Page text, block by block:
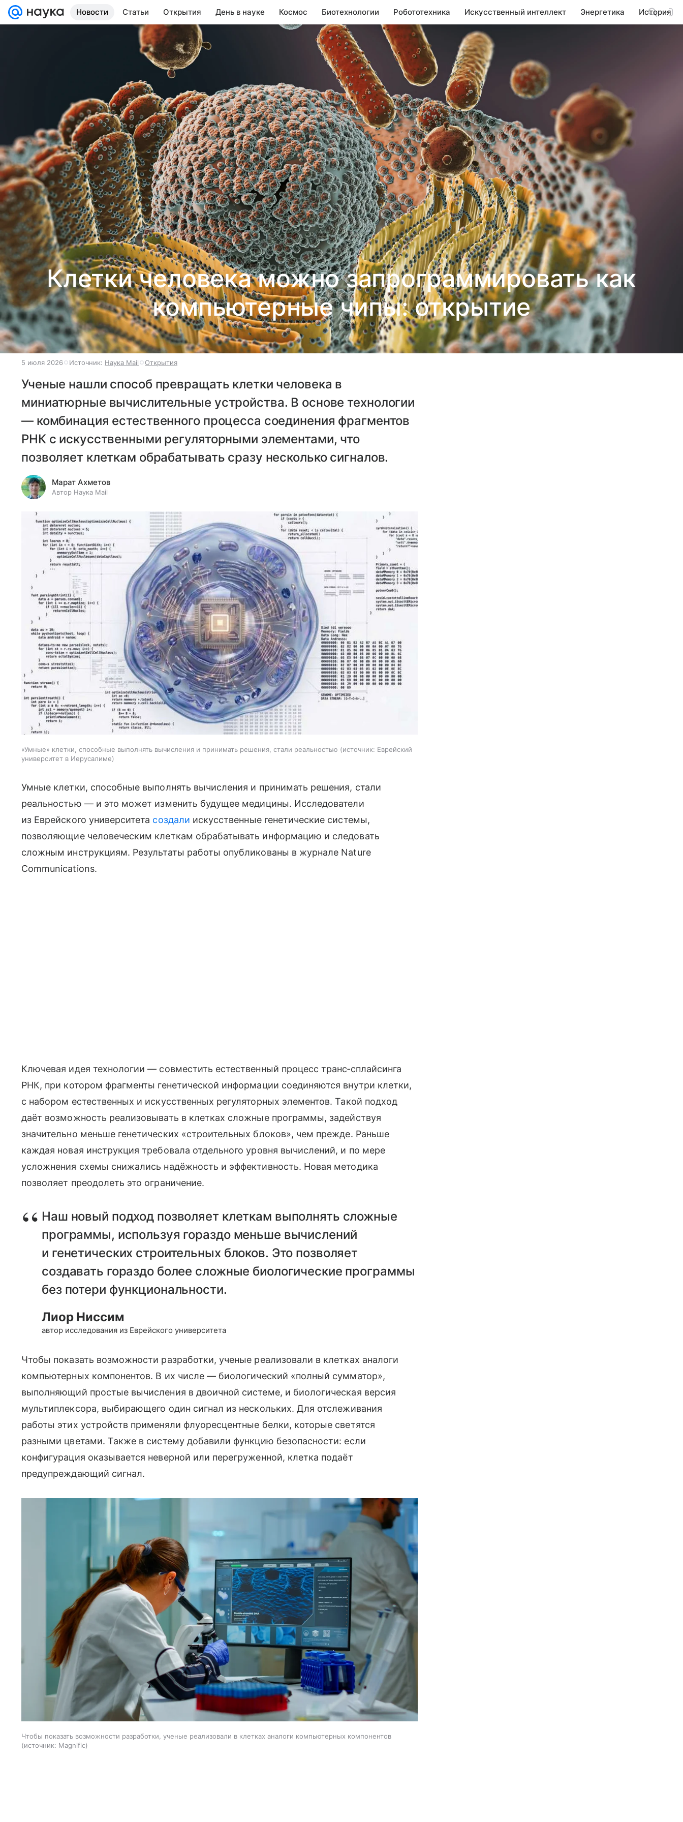
Новости Статьи Открытия День в науке Космос Биотехнологии Робототехника Искусственный интеллект Энергетика История
Клетки человека можно запрограммировать как
компьютерные чипы: открытие
5 июля 2026 Источник: Наука Mail Открытия
Ученые нашли способ превращать клетки человека в
миниатюрные вычислительные устройства. В основе технологии
— комбинация естественного процесса соединения фрагментов
РНК с искусственными регуляторными элементами, что
позволяет клеткам обрабатывать сразу несколько сигналов.
Марат Ахметов
Автор Наука Mail
«Умные» клетки, способные выполнять вычисления и принимать решения, стали реальностью источник: Еврейский
университет в Иерусалиме
Умные клетки, способные выполнять вычисления и принимать решения, стали
реальностью — и это может изменить будущее медицины. Исследователи
из Еврейского университета создали искусственные генетические системы,
позволяющие человеческим клеткам обрабатывать информацию и следовать
сложным инструкциям. Результаты работы опубликованы в журнале Nature
Communications.
Ключевая идея технологии — совместить естественный процесс транс‑сплайсинга
РНК, при котором фрагменты генетической информации соединяются внутри клетки,
с набором естественных и искусственных регуляторных элементов. Такой подход
даёт возможность реализовывать в клетках сложные программы, задействуя
значительно меньше генетических «строительных блоков», чем прежде. Раньше
каждая новая инструкция требовала отдельного уровня вычислений, и по мере
усложнения схемы снижались надёжность и эффективность. Новая методика
позволяет преодолеть это ограничение.
Наш новый подход позволяет клеткам выполнять сложные
программы, используя гораздо меньше вычислений
и генетических строительных блоков. Это позволяет
создавать гораздо более сложные биологические программы
без потери функциональности.
Лиор Ниссим
автор исследования из Еврейского университета
Чтобы показать возможности разработки, ученые реализовали в клетках аналоги
компьютерных компонентов. В их числе — биологический «полный сумматор»,
выполняющий простые вычисления в двоичной системе, и биологическая версия
мультиплексора, выбирающего один сигнал из нескольких. Для отслеживания
работы этих устройств применяли флуоресцентные белки, которые светятся
разными цветами. Также в систему добавили функцию безопасности: если
конфигурация оказывается неверной или перегруженной, клетка подаёт
предупреждающий сигнал.
Чтобы показать возможности разработки, ученые реализовали в клетках аналоги компьютерных компонентов
источник: Magnific